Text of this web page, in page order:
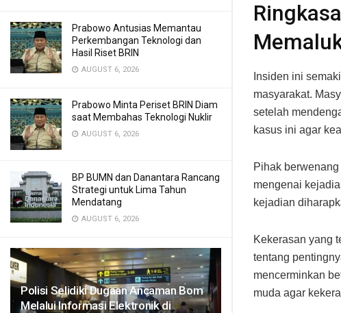
Prabowo Antusias Memantau
Perkembangan Teknologi dan
Hasil Riset BRIN
AUGUST 6, 2026
Prabowo Minta Periset BRIN Diam
saat Membahas Teknologi Nuklir
AUGUST 6, 2026
BP BUMN dan Danantara Rancang
Strategi untuk Lima Tahun
Mendatang
AUGUST 6, 2026
Polisi Selidiki Dugaan Ancaman Bom
Melalui Informasi Elektronik di
Insiden ini
masyarakat.
setelah
kasus ini agar
Pihak
mengenai
kejadian
Kekerasan yang
tentang
mencerminkan
muda agar